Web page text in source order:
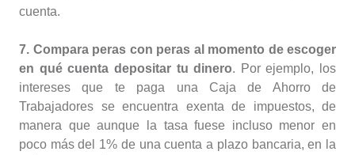
cuenta.
7. Compara peras con peras al momento de escoger
en qué cuenta depositar tu dinero. Por ejemplo, los
intereses que te paga una Caja de Ahorro de
Trabajadores se encuentra exenta de impuestos, de
manera que aunque la tasa fuese incluso menor en
poco más del 1% de una cuenta a plazo bancaria, en la